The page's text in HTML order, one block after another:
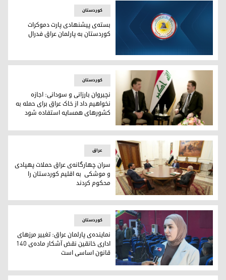
بسته‌ی پیشنهادی پارت دموکرات کوردستان به پارلمان عراق
کوردستان
بسته‌ی پیشنهادی پارت دموکرات
کوردستان به پارلمان عراق فدرال
نچیروان بارزانی و سودانی: اجازه نخواهیم داد از خاک عراق
کوردستان
نچیروان بارزانی و سودانی: اجازه
نخواهیم داد از خاک عراق برای حمله به
کشورهای همسایه استفاده شود
سران چهارگانه‌ی عراق حملات پهپادی و موشکی به اقلیم
عراق
سران چهارگانه‌ی عراق حملات پهپادی
و موشکی به اقلیم کوردستان را
محکوم کردند
نازک احمد، نماینده‌ی پارلمان عراق از حوزه‌ی خانقین
کوردستان
نماینده‌ی پارلمان عراق: تغییر مرزهای
اداری خانقین نقض آشکار ماده‌ی ۱۴۰
قانون اساسی است